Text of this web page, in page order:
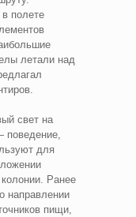
полете
летали над
свет на
поведение,
для
Ранее
направлении
пищи,